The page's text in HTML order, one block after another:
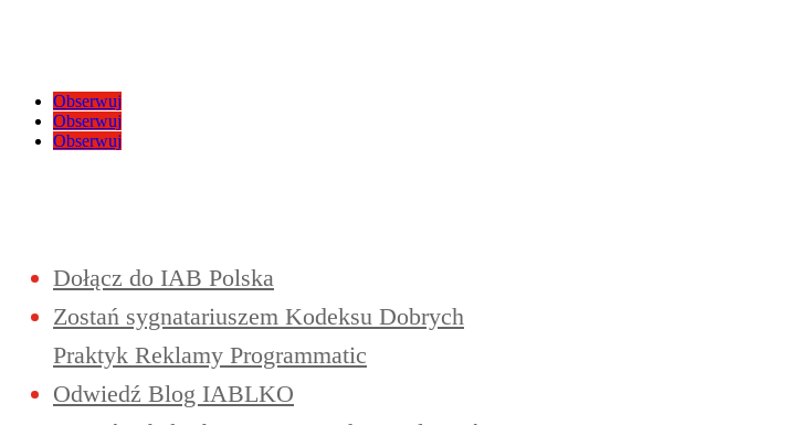
Obserwuj
Obserwuj
Obserwuj
Dołącz do IAB Polska
Zostań sygnatariuszem Kodeksu Dobrych
Praktyk Reklamy Programmatic
Odwiedź Blog IABLKO